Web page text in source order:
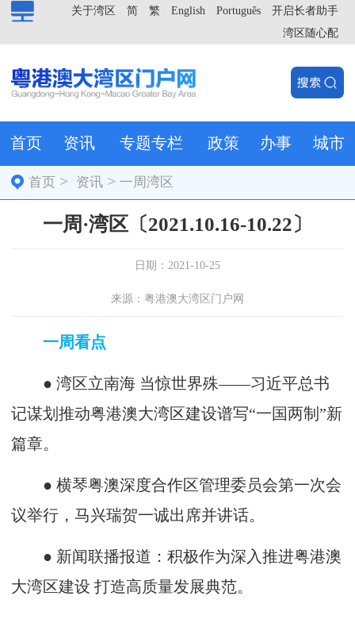
开启长者助手
Português
English
繁
简
关于湾区
湾区随心配
首页 资讯 专题专栏 政策 办事 城市
首页 > 资讯 > 一周湾区
一周·湾区〔2021.10.16-10.22〕
日期：2021-10-25
来源：粤港澳大湾区门户网
一周看点
● 湾区立南海 当惊世界殊——习近平总书
记谋划推动粤港澳大湾区建设谱写“一国两制”新
篇章。
● 横琴粤澳深度合作区管理委员会第一次会
议举行，马兴瑞贺一诚出席并讲话。
● 新闻联播报道：积极作为深入推进粤港澳
大湾区建设 打造高质量发展典范。